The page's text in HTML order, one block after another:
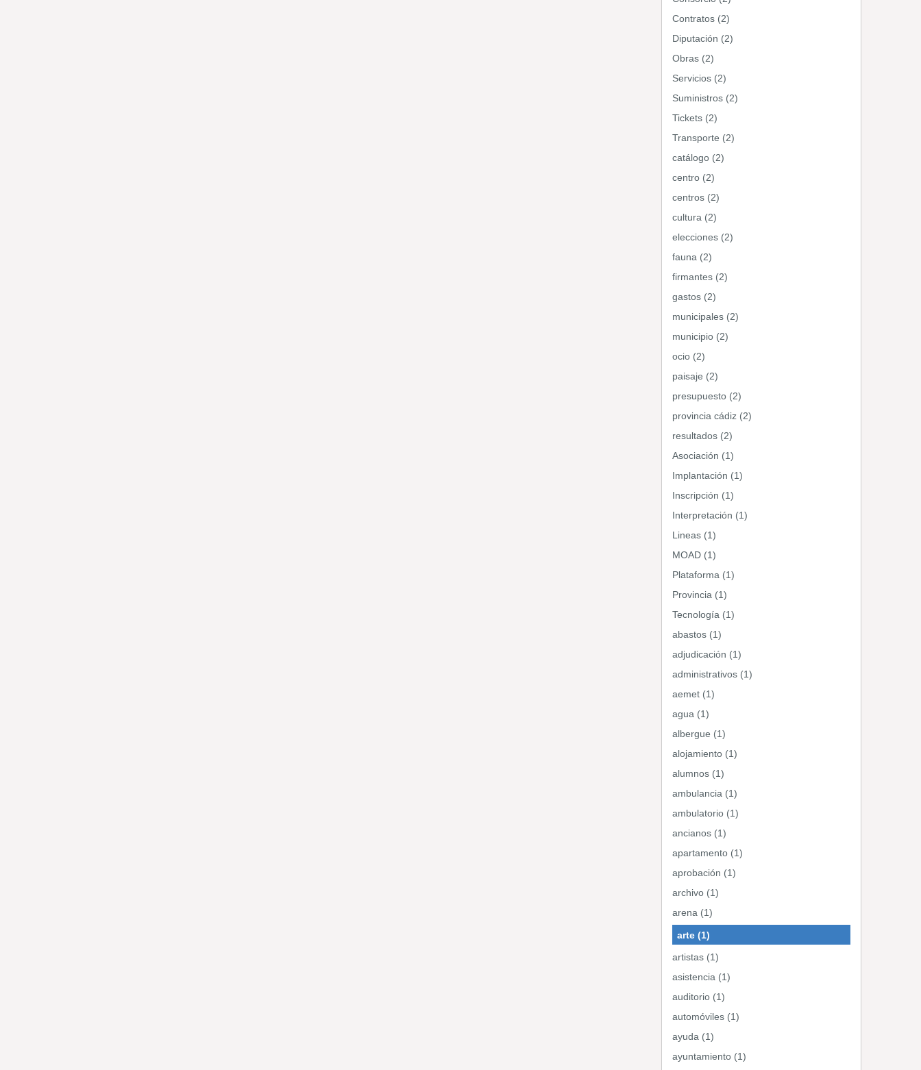
Contratos (2)
Diputación (2)
Obras (2)
Servicios (2)
Suministros (2)
Tickets (2)
Transporte (2)
catálogo (2)
centro (2)
centros (2)
cultura (2)
elecciones (2)
fauna (2)
firmantes (2)
gastos (2)
municipales (2)
municipio (2)
ocio (2)
paisaje (2)
presupuesto (2)
provincia cádiz (2)
resultados (2)
Asociación (1)
Implantación (1)
Inscripción (1)
Interpretación (1)
Lineas (1)
MOAD (1)
Plataforma (1)
Provincia (1)
Tecnología (1)
abastos (1)
adjudicación (1)
administrativos (1)
aemet (1)
agua (1)
albergue (1)
alojamiento (1)
alumnos (1)
ambulancia (1)
ambulatorio (1)
ancianos (1)
apartamento (1)
aprobación (1)
archivo (1)
arena (1)
arte (1)
artistas (1)
asistencia (1)
auditorio (1)
automóviles (1)
ayuda (1)
ayuntamiento (1)